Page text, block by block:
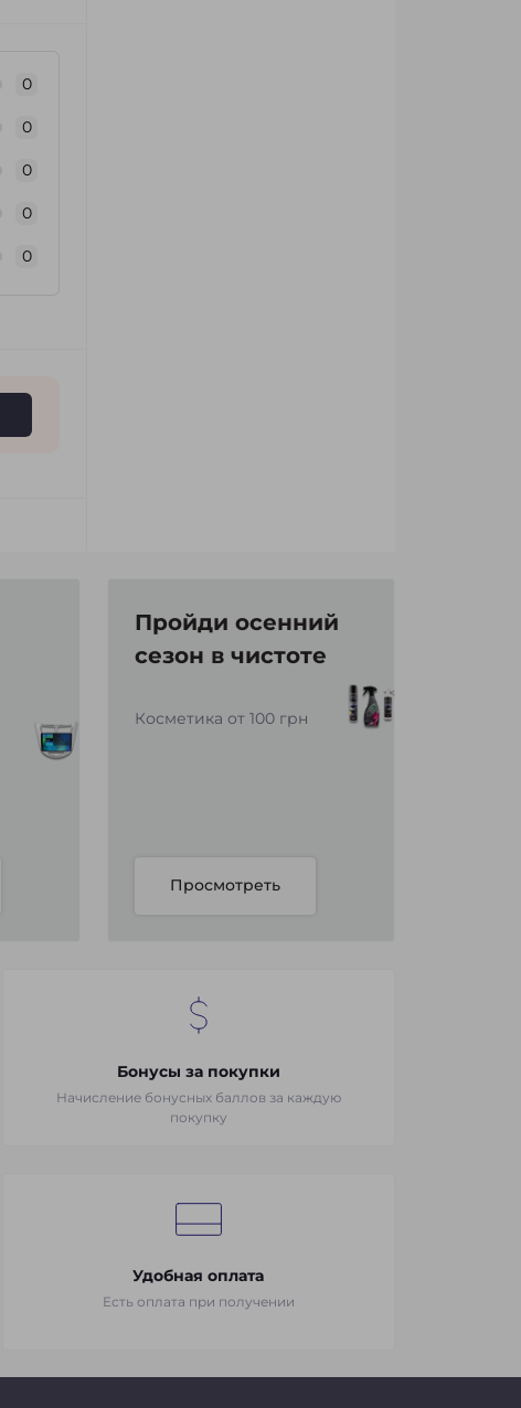
0
0
0
0
0
Пройди осенний
сезон в чистоте
Косметика от 100 грн
Просмотреть
Бонусы за покупки
Начисление бонусных баллов за каждую
покупку
Удобная оплата
Есть оплата при получении